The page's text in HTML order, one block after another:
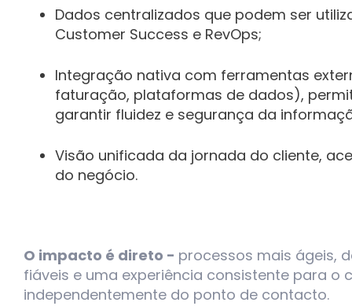
Dados centralizados que podem ser
Customer Success e RevOps;
Integração nativa com ferramentas
faturação, plataformas de dados),
garantir fluidez e segurança da
Visão unificada da jornada do cliente,
do negócio.
O impacto é direto - processos mais ágeis,
fiáveis e uma experiência consistente para o
independentemente do ponto de contacto.